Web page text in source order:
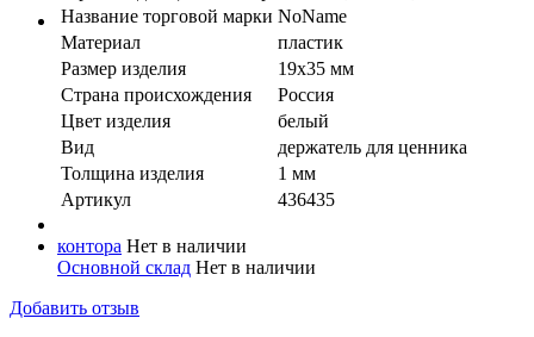
Название торговой марки NoName
Материал
пластик
Размер изделия
19х35 мм
Страна происхождения
Россия
Цвет изделия
белый
Вид
держатель для ценника
Толщина изделия
1 мм
Артикул
436435
контора Нет в наличии
Основной склад Нет в наличии
Добавить отзыв